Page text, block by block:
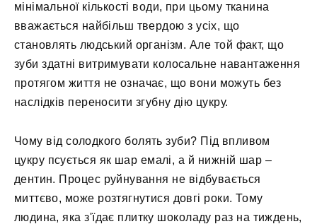
мінімальної кількості води, при цьому тканина
вважається найбільш твердою з усіх, що
становлять людський організм. Але той факт, що
зуби здатні витримувати колосальне навантаження
протягом життя не означає, що вони можуть без
наслідків переносити згубну дію цукру.
Чому від солодкого болять зуби? Під впливом
цукру псується як шар емалі, а й нижній шар –
дентин. Процес руйнування не відбувається
миттєво, може розтягнутися довгі роки. Тому
людина, яка з'їдає плитку шоколаду раз на тиждень,